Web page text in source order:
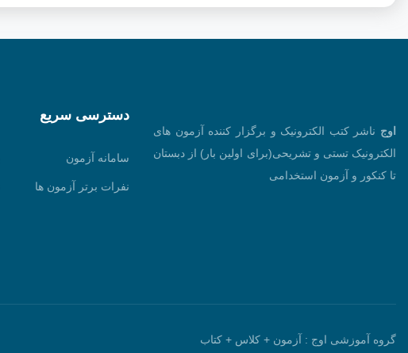
اوج ناشر کتب الکترونیک و برگزار کننده آزمون های
الکترونیک تستی و تشریحی(برای اولین بار) از دبستان
تا کنکور و آزمون استخدامی
دسترسی سریع
سامانه آزمون
نفرات برتر آزمون ها
گروه آموزشی اوج : آزمون + کلاس + کتاب